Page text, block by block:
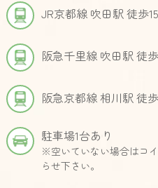
JR京都線 吹田駅 徒歩
阪急千里線 吹田駅 徒
阪急京都線 相川駅 徒
駐車場1台あり
※空いていない場合はコ
らせ下さい。